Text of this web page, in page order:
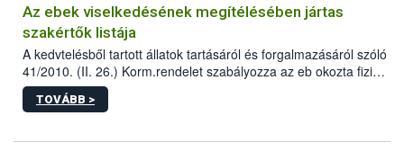
Az ebek viselkedésének megítélésében jártas
szakértők listája
A kedvtelésből tartott állatok tartásáról és forgalmazásáról szóló
41/2010. (II. 26.) Korm.rendelet szabályozza az eb okozta fizikai
sérülés, illetve ennek veszélye keletkezésekor felmerülő
hatósági feladatokat, valamint a veszélyes eb tartását és annak
vonni az ebek viselkedésének megítélésében jártas szakértőt.
TOVÁBB >